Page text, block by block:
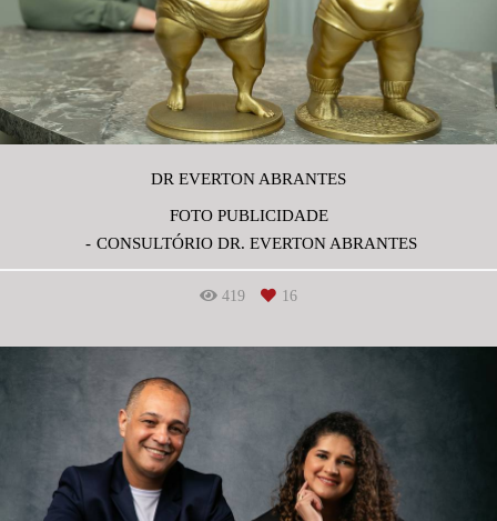
DR EVERTON ABRANTES
FOTO PUBLICIDADE
CONSULTÓRIO DR. EVERTON ABRANTES
419 16